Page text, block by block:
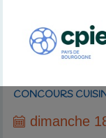
CONCOURS
dimanche